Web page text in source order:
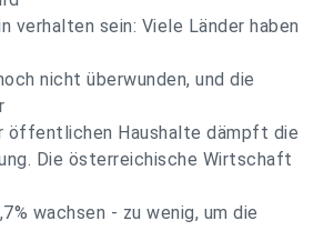
verhalten sein: Viele Länder haben
nicht überwunden, und die
öffentlichen Haushalte dämpft die
Die österreichische Wirtschaft
wachsen - zu wenig, um die